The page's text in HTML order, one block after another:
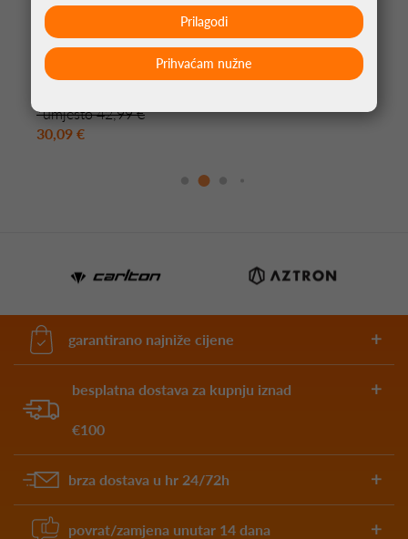
*umjesto 42,99 €
30,09 €
garantirano najniže cijene
besplatna dostava za kupnju iznad
€100
brza dostava u hr 24/72h
povrat/zamjena unutar 14 dana
Prihvaćam nužne
Prilagodi